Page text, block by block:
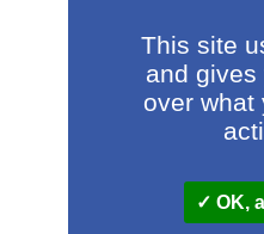
This site
and gives
over what
OK,